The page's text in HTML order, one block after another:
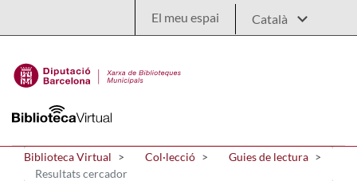
El meu espai
Biblioteca Virtual Col·lecció
Guies de lectura
Resultats cercador